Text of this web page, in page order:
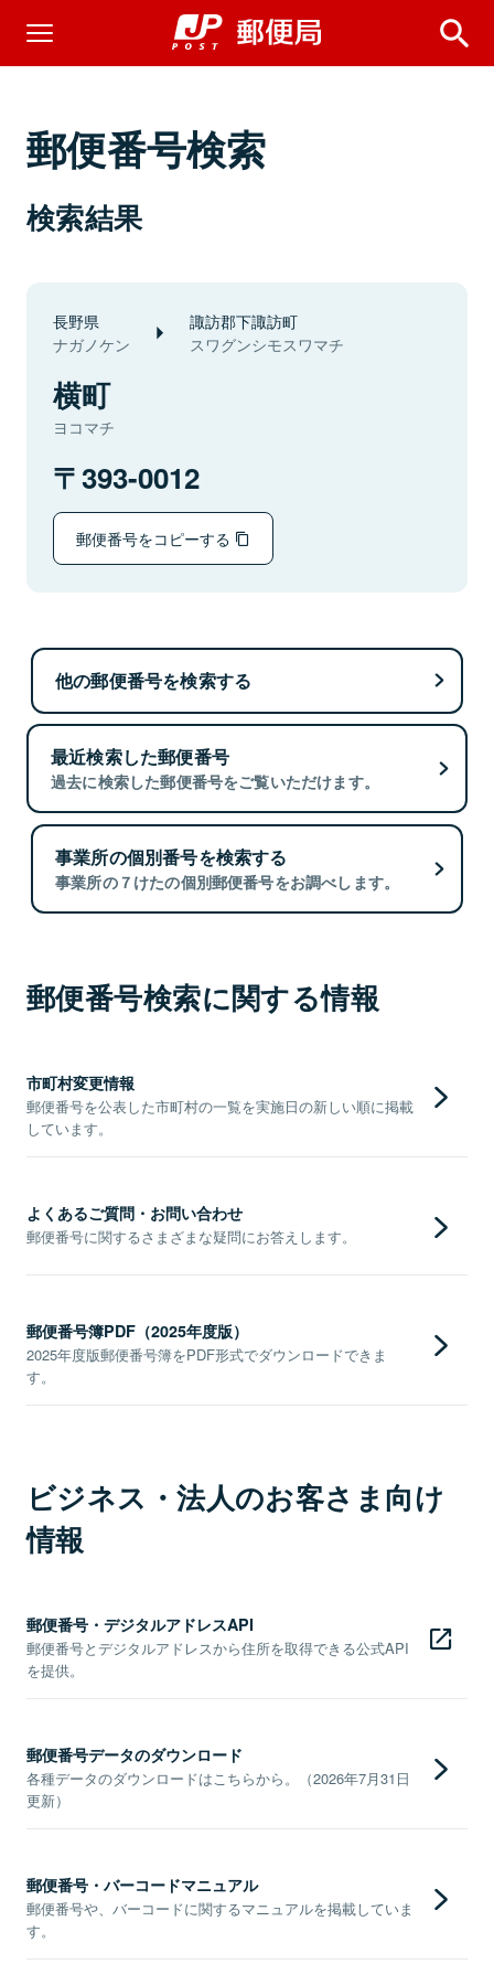
郵便番号検索
検索結果
長野県
ナガノケン
諏訪郡下諏訪町
スワグンシモスワマチ
横町
ヨコマチ
393-0012
郵便番号をコピーする
他の郵便番号を検索する
最近検索した郵便番号
過去に検索した郵便番号をご覧いただけます。
事業所の個別番号を検索する
事業所の７けたの個別郵便番号をお調べします。
郵便番号検索に関する情報
市町村変更情報
郵便番号を公表した市町村の一覧を実施日の新しい順に掲載
しています。
よくあるご質問・お問い合わせ
郵便番号に関するさまざまな疑問にお答えします。
郵便番号簿PDF（2025年度版）
2025年度版郵便番号簿をPDF形式でダウンロードできま
す。
ビジネス・法人のお客さま向け
情報
郵便番号・デジタルアドレスAPI
郵便番号とデジタルアドレスから住所を取得できる公式API
を提供。
郵便番号データのダウンロード
各種データのダウンロードはこちらから。（2026年7月31日
更新）
郵便番号・バーコードマニュアル
郵便番号や、バーコードに関するマニュアルを掲載していま
す。